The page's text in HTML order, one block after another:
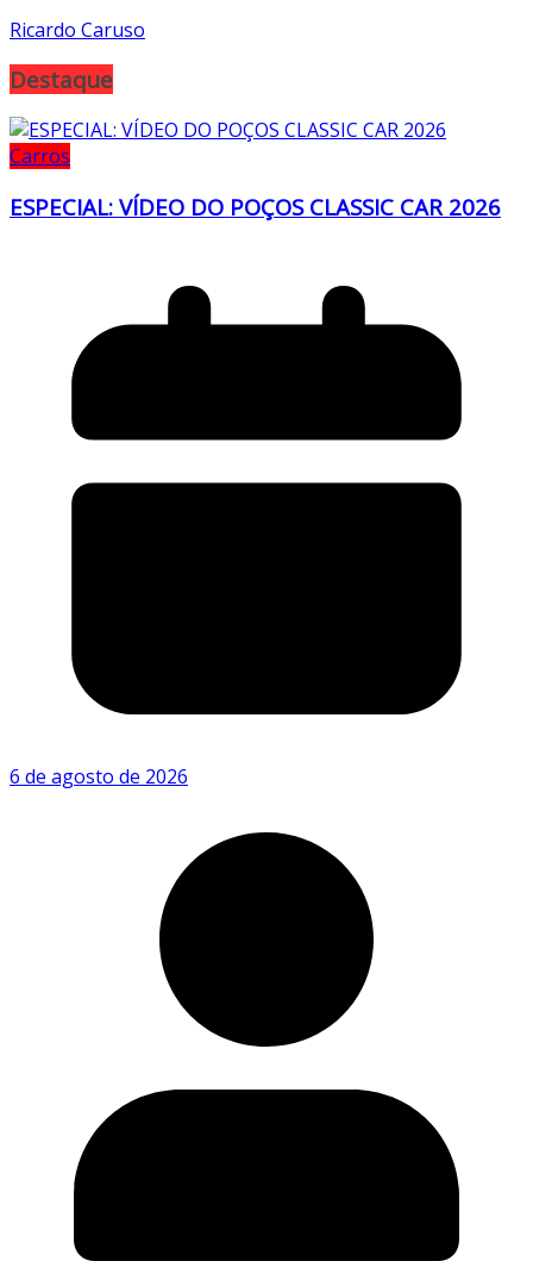
Ricardo Caruso
Destaque
Carros
ESPECIAL: VÍDEO DO POÇOS CLASSIC CAR 2026
6 de agosto de 2026